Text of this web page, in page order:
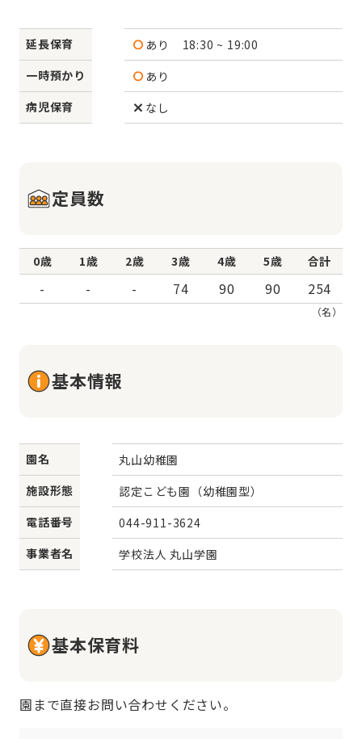
延長保育 あり
18:30 ~ 19:00
一時預かり
あり
病児保育
なし
定員数
0歳 1歳 2歳 3歳 4歳 5歳 合計
- - - 74 90 90 254
（名）
基本情報
園名
丸山幼稚園
施設形態
認定こども園（幼稚園型）
電話番号
044-911-3624
事業者名
学校法人 丸山学園
基本保育料
園まで直接お問い合わせください。